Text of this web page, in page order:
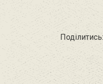
Поділитись: